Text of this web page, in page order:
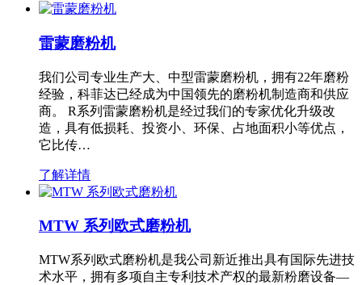
雷蒙磨粉机
我们公司专业生产大、中型雷蒙磨粉机，拥有22年磨粉
经验，科菲达已经成为中国领先的磨粉机制造商和供应
商。 R系列雷蒙磨粉机是经过我们的专家优化升级改
造，具有低损耗、投资小、环保、占地面积小等优点，
它比传…
了解详情
MTW 系列欧式磨粉机
MTW系列欧式磨粉机是我公司新近推出具有国际先进技
术水平，拥有多项自主专利技术产权的最新粉磨设备—